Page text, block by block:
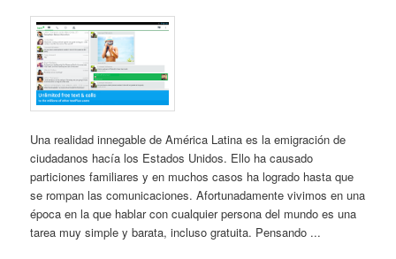
Una realidad innegable de América Latina es la emigración de
ciudadanos hacía los Estados Unidos. Ello ha causado
particiones familiares y en muchos casos ha logrado hasta que
se rompan las comunicaciones. Afortunadamente vivimos en una
época en la que hablar con cualquier persona del mundo es una
tarea muy simple y barata, incluso gratuita. Pensando ...